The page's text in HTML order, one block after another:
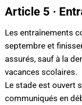
Article 5 ·
Les entraînements
septembre et
assurés, sauf à la
vacances scolaires.
Le stade est ouvert
communiqués en